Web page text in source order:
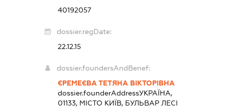
40192057
dossier.regDate:
22.12.15
dossier.foundersAndBenef:
ЄРЕМЕЄВА ТЕТЯНА ВІКТОРІВНА
dossier.founderAddressУКРАЇНА,
01133, МІСТО КИЇВ, БУЛЬВАР ЛЕСІ